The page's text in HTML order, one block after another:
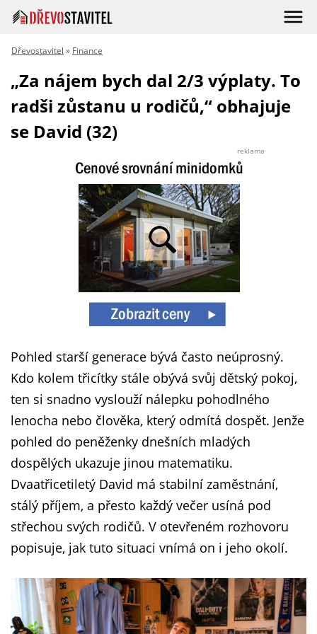
Dřevostavitel » Finance
„Za nájem bych dal 2/3 výplaty. To
radši zůstanu u rodičů,“ obhajuje
se David (32)
reklama
Pohled starší generace bývá často neúprosný.
Kdo kolem třicítky stále obývá svůj dětský pokoj,
ten si snadno vyslouží nálepku pohodlného
lenocha nebo člověka, který odmítá dospět. Jenže
pohled do peněženky dnešních mladých
dospělých ukazuje jinou matematiku.
Dvaatřicetiletý David má stabilní zaměstnání,
stálý příjem, a přesto každý večer usíná pod
střechou svých rodičů. V otevřeném rozhovoru
popisuje, jak tuto situaci vnímá on i jeho okolí.